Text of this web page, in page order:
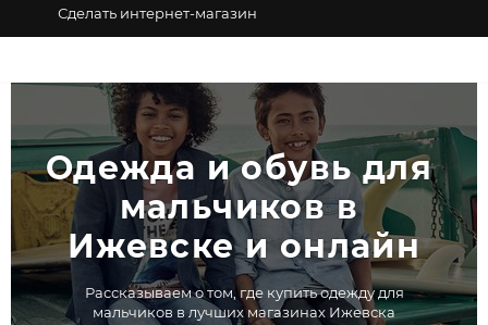
Сделать интернет-магазин
Одежда и обувь для
мальчиков в
Ижевске и онлайн
Рассказываем о том, где купить одежду для
мальчиков в лучших магазинах Ижевска